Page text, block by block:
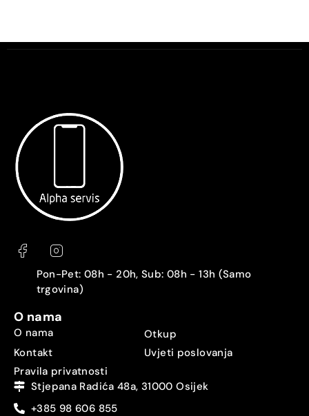
Pon-Pet: 08h - 20h, Sub: 08h - 13h (Samo
trgovina)
O nama
O nama
Otkup
Kontakt
Uvjeti poslovanja
Pravila privatnosti
Stjepana Radića 48a, 31000 Osijek
+385 98 606 855